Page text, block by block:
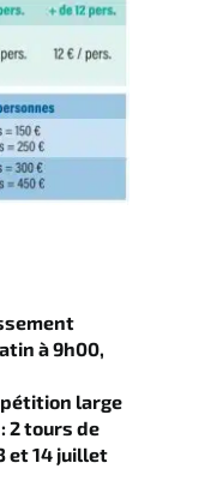
à 9h00,
large
2 tours de
et 14 juillet